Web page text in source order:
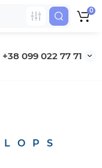
+38 099 022 77 71
0
L O P S